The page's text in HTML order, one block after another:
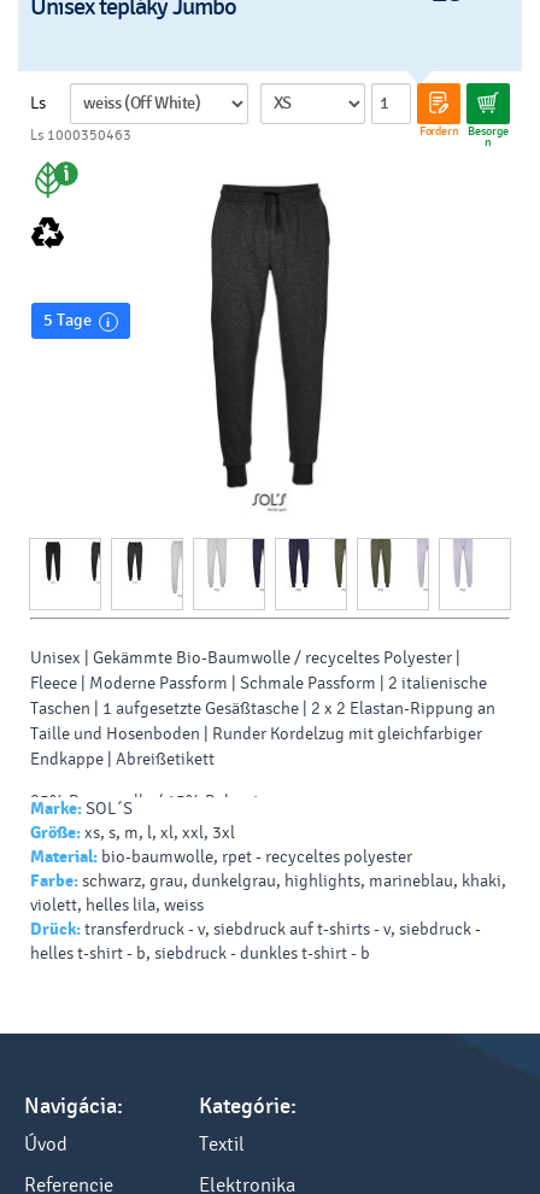
Unisex tepláky Jumbo
Ls
Fordern Besorge
n
Ls 1000350463
5 Tage
Unisex | Gekämmte Bio-Baumwolle / recyceltes Polyester |
Fleece | Moderne Passform | Schmale Passform | 2 italienische
Taschen | 1 aufgesetzte Gesäßtasche | 2 x 2 Elastan-Rippung an
Taille und Hosenboden | Runder Kordelzug mit gleichfarbiger
Endkappe | Abreißetikett
85% Baumwolle / 15% Polyester
Slim-Fit (tailliert)
Marke:SOL´S
Größe:xs, s, m, l, xl, xxl, 3xl
Material: bio-baumwolle, rpet - recyceltes polyester
Farbe:schwarz, grau, dunkelgrau, highlights, marineblau, khaki,
violett, helles lila, weiss
Drück:transferdruck - v, siebdruck auf t-shirts - v, siebdruck -
helles t-shirt - b, siebdruck - dunkles t-shirt - b
Navigácia:
Úvod
Referencie
Kategórie:
Textil
Elektronika